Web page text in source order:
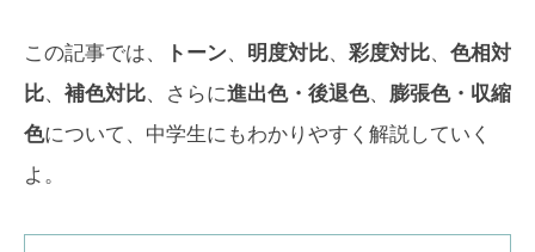
この記事では、 トーン、 明度対比、 彩度対比、 色相対
比、 補色対比、さらに進出色・後退色、 膨張色・収縮
色について、中学生にもわかりやすく解説していく
よ。